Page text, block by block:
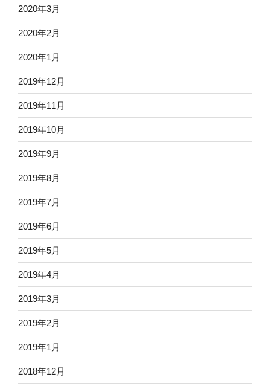
2020年3月
2020年2月
2020年1月
2019年12月
2019年11月
2019年10月
2019年9月
2019年8月
2019年7月
2019年6月
2019年5月
2019年4月
2019年3月
2019年2月
2019年1月
2018年12月